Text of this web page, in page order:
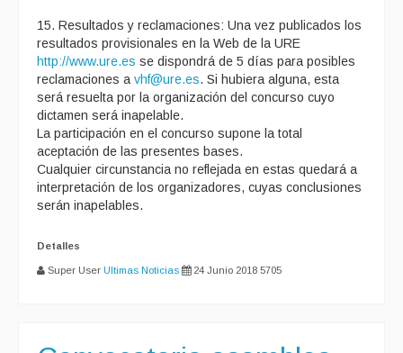
15. Resultados y reclamaciones: Una vez publicados los
resultados provisionales en la Web de la URE
http://www.ure.es se dispondrá de 5 días para posibles
reclamaciones a vhf@ure.es. Si hubiera alguna, esta
será resuelta por la organización del concurso cuyo
dictamen será inapelable.
La participación en el concurso supone la total
aceptación de las presentes bases.
Cualquier circunstancia no reflejada en estas quedará a
interpretación de los organizadores, cuyas conclusiones
serán inapelables.
Detalles
Super User Ultimas Noticias 24 Junio 2018 5705